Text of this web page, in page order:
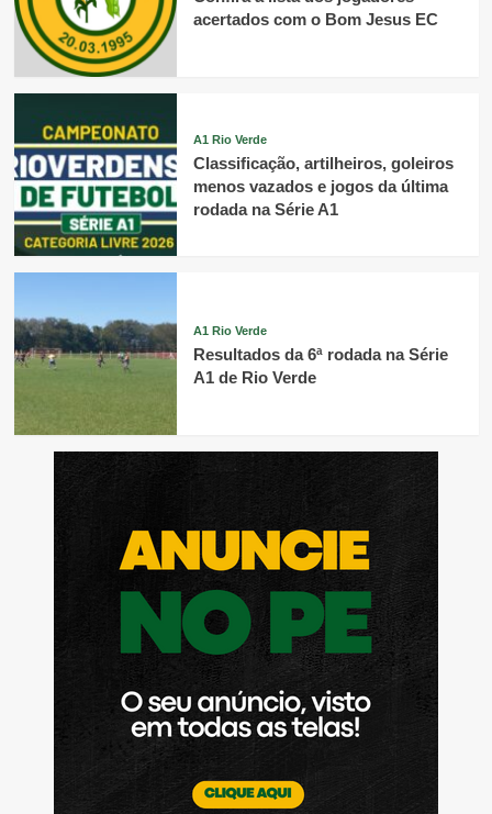
acertados com o Bom Jesus EC
A1 Rio Verde
Classificação, artilheiros, goleiros
menos vazados e jogos da última
rodada na Série A1
A1 Rio Verde
Resultados da 6ª rodada na Série
A1 de Rio Verde